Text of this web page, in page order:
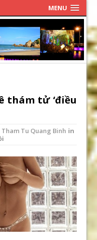
MENU
thám tử ‘điều
Tham Tu Quang Binh in